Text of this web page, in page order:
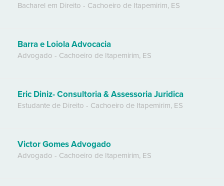
Bacharel em Direito - Cachoeiro de Itapemirim, ES
Barra e Loiola Advocacia
Advogado - Cachoeiro de Itapemirim, ES
Eric Diniz- Consultoria & Assessoria Juridica
Estudante de Direito - Cachoeiro de Itapemirim, ES
Victor Gomes Advogado
Advogado - Cachoeiro de Itapemirim, ES